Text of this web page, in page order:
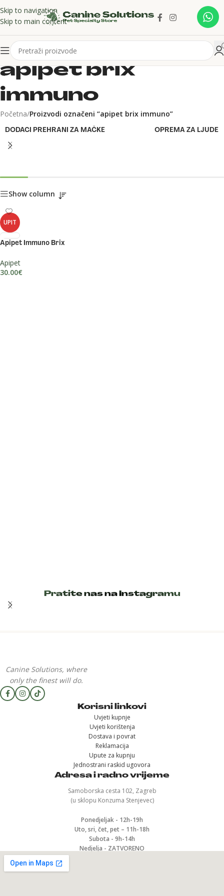
Skip to navigation
Skip to main content
apipet brix
immuno
Početna/Proizvodi označeni “apipet brix immuno”
DODACI PREHRANI ZA MAČKE OPREMA ZA LJUDE
Show column
UPIT
Apipet Immuno Brix
Apipet
30.00€
Pratite nas na Instagramu
Canine Solutions, where
only the finest will do.
Korisni linkovi
Uvjeti kupnje
Uvjeti korištenja
Dostava i povrat
Reklamacija
Upute za kupnju
Jednostrani raskid ugovora
Adresa i radno vrijeme
Samoborska cesta 102, Zagreb
(u sklopu Konzuma Stenjevec)
Ponedjeljak - 12h-19h
Uto, sri, čet, pet – 11h-18h
Subota - 9h-14h
Nedjelja - ZATVORENO